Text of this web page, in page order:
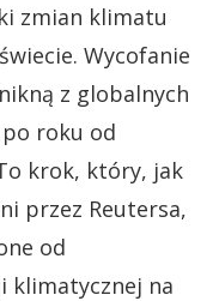
zmian klimatu
Wycofanie
z globalnych
roku od
krok, który, jak
przez Reutersa,
od
klimatycznej na